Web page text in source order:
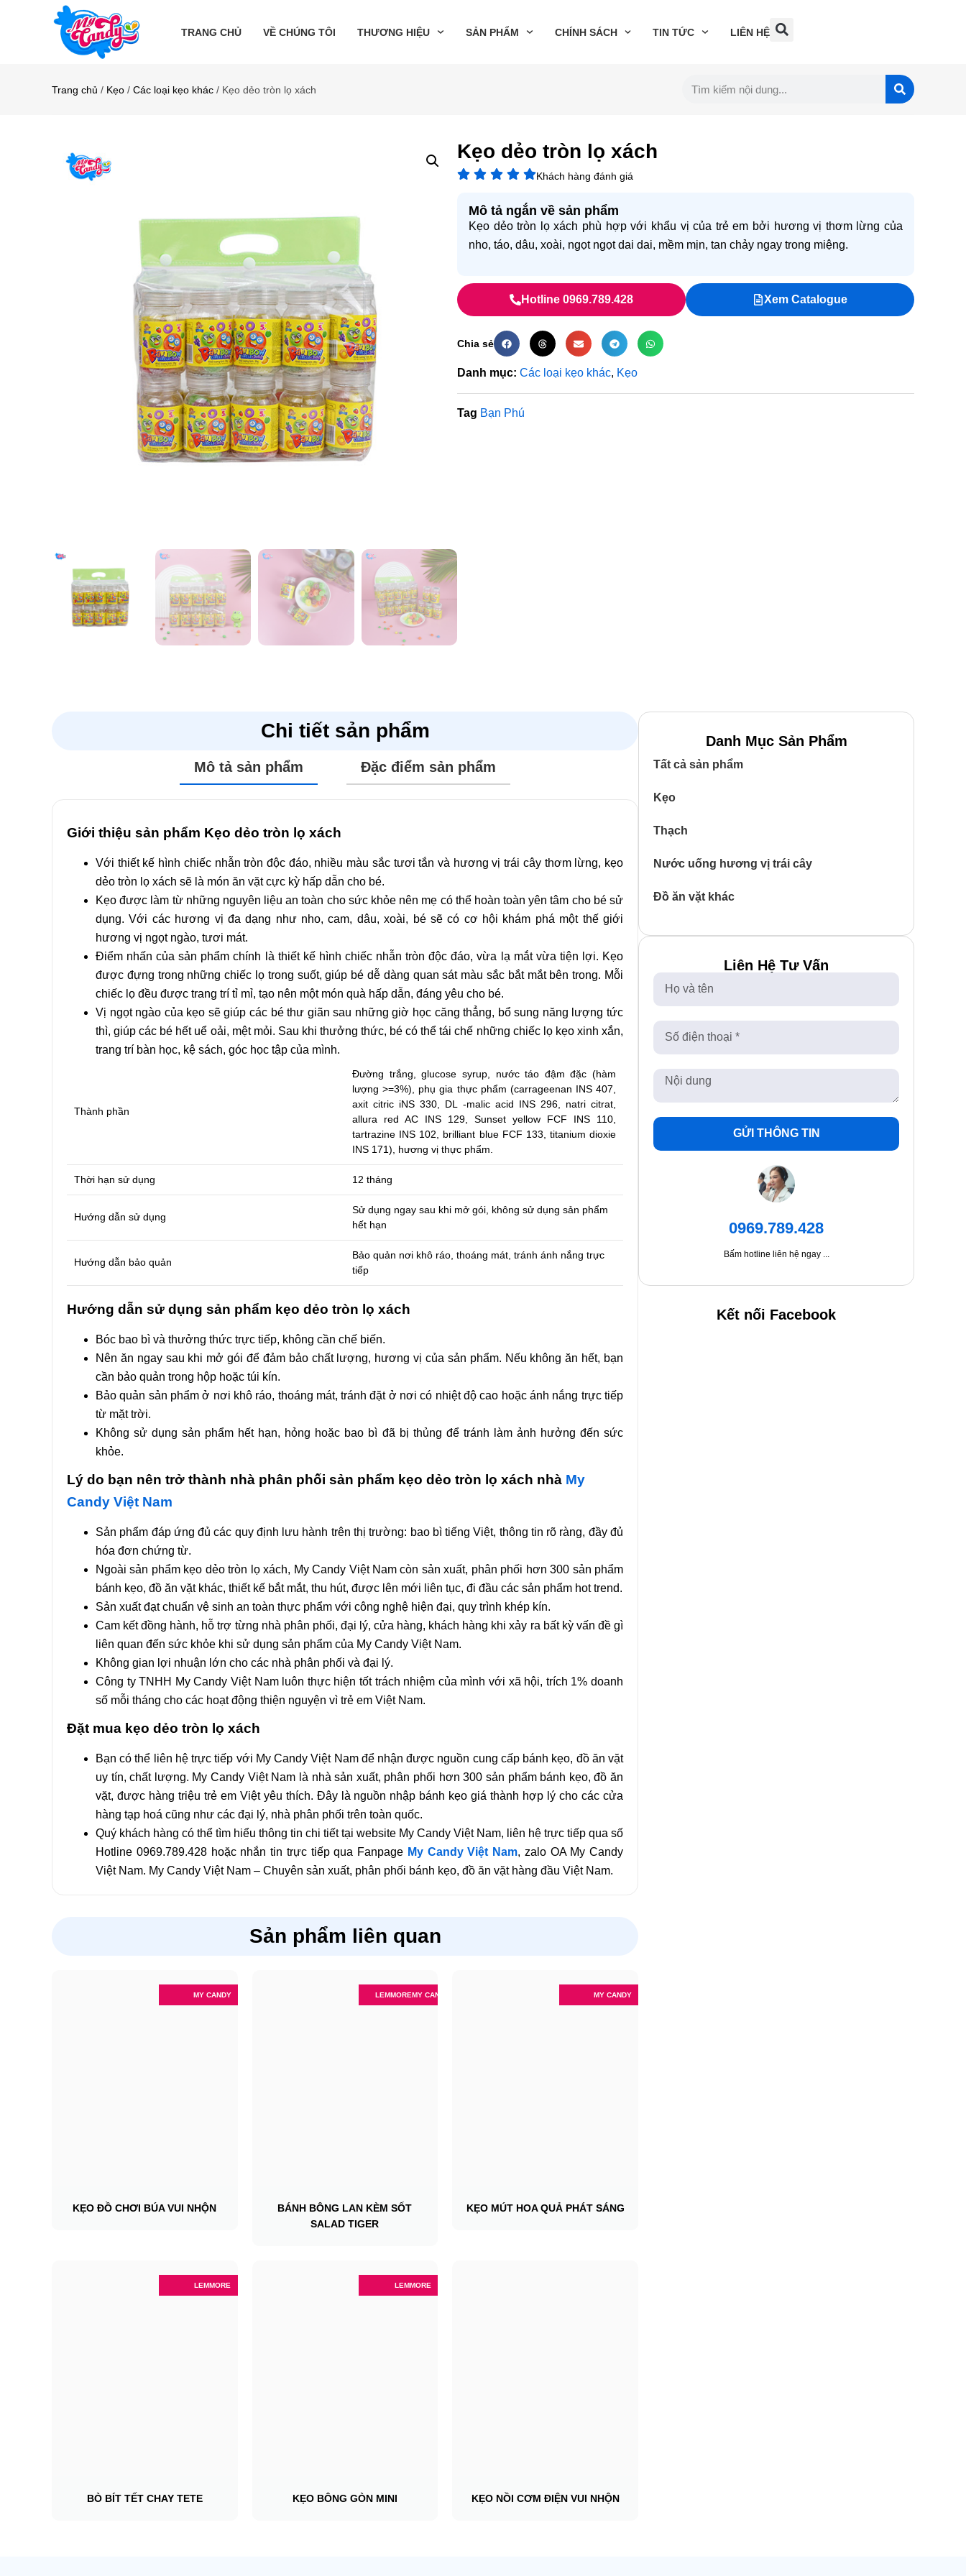
TRANG CHỦ VỀ CHÚNG TÔI THƯƠNG HIỆU SẢN PHẨM CHÍNH SÁCH TIN TỨC LIÊN HỆ
Trang chủ / Kẹo / Các loại kẹo khác / Kẹo dẻo tròn lọ xách
Kẹo dẻo tròn lọ xách
Khách hàng đánh giá
Mô tả ngắn về sản phẩm
Kẹo dẻo tròn lọ xách phù hợp với khẩu vị của trẻ em bởi hương vị thơm lừng của
nho, táo, dâu, xoài, ngọt ngọt dai dai, mềm mịn, tan chảy ngay trong miệng.
Hotline 0969.789.428 Xem Catalogue
Chia sẻ
Danh mục: Các loại kẹo khác, Kẹo
Tag Bạn Phú
Chi tiết sản phẩm
Mô tả sản phẩm Đặc điểm sản phẩm
Giới thiệu sản phẩm Kẹo dẻo tròn lọ xách
Với thiết kế hình chiếc nhẫn tròn độc đáo, nhiều màu sắc tươi tắn và hương vị trái cây thơm lừng, kẹo
dẻo tròn lọ xách sẽ là món ăn vặt cực kỳ hấp dẫn cho bé.
Kẹo được làm từ những nguyên liệu an toàn cho sức khỏe nên mẹ có thể hoàn toàn yên tâm cho bé sử
dụng. Với các hương vị đa dạng như nho, cam, dâu, xoài, bé sẽ có cơ hội khám phá một thế giới
hương vị ngọt ngào, tươi mát.
Điểm nhấn của sản phẩm chính là thiết kế hình chiếc nhẫn tròn độc đáo, vừa lạ mắt vừa tiện lợi. Kẹo
được đựng trong những chiếc lọ trong suốt, giúp bé dễ dàng quan sát màu sắc bắt mắt bên trong. Mỗi
chiếc lọ đều được trang trí tỉ mỉ, tạo nên một món quà hấp dẫn, đáng yêu cho bé.
Vị ngọt ngào của kẹo sẽ giúp các bé thư giãn sau những giờ học căng thẳng, bổ sung năng lượng tức
thì, giúp các bé hết uể oải, mệt mỏi. Sau khi thưởng thức, bé có thể tái chế những chiếc lọ kẹo xinh xắn,
trang trí bàn học, kệ sách, góc học tập của mình.
Thành phần
Đường trắng, glucose syrup, nước táo đậm đặc (hàm
lượng >=3%), phụ gia thực phẩm (carrageenan INS 407,
axit citric iNS 330, DL -malic acid INS 296, natri citrat,
allura red AC INS 129, Sunset yellow FCF INS 110,
tartrazine INS 102, brilliant blue FCF 133, titanium dioxie
INS 171), hương vị thực phẩm.
Thời hạn sử dụng 12 tháng
Hướng dẫn sử dụng
Sử dụng ngay sau khi mở gói, không sử dụng sản phẩm
hết hạn
Hướng dẫn bảo quản
Bảo quản nơi khô ráo, thoáng mát, tránh ánh nắng trực
tiếp
Hướng dẫn sử dụng sản phẩm kẹo dẻo tròn lọ xách
Bóc bao bì và thưởng thức trực tiếp, không cần chế biến.
Nên ăn ngay sau khi mở gói để đảm bảo chất lượng, hương vị của sản phẩm. Nếu không ăn hết, bạn
cần bảo quản trong hộp hoặc túi kín.
Bảo quản sản phẩm ở nơi khô ráo, thoáng mát, tránh đặt ở nơi có nhiệt độ cao hoặc ánh nắng trực tiếp
từ mặt trời.
Không sử dụng sản phẩm hết hạn, hỏng hoặc bao bì đã bị thủng để tránh làm ảnh hưởng đến sức
khỏe.
Lý do bạn nên trở thành nhà phân phối sản phẩm kẹo dẻo tròn lọ xách nhà My
Candy Việt Nam
Sản phẩm đáp ứng đủ các quy định lưu hành trên thị trường: bao bì tiếng Việt, thông tin rõ ràng, đầy đủ
hóa đơn chứng từ.
Ngoài sản phẩm kẹo dẻo tròn lọ xách, My Candy Việt Nam còn sản xuất, phân phối hơn 300 sản phẩm
bánh kẹo, đồ ăn vặt khác, thiết kế bắt mắt, thu hút, được lên mới liên tục, đi đầu các sản phẩm hot trend.
Sản xuất đạt chuẩn vệ sinh an toàn thực phẩm với công nghệ hiện đại, quy trình khép kín.
Cam kết đồng hành, hỗ trợ từng nhà phân phối, đại lý, cửa hàng, khách hàng khi xảy ra bất kỳ vấn đề gì
liên quan đến sức khỏe khi sử dụng sản phẩm của My Candy Việt Nam.
Không gian lợi nhuận lớn cho các nhà phân phối và đại lý.
Công ty TNHH My Candy Việt Nam luôn thực hiện tốt trách nhiệm của mình với xã hội, trích 1% doanh
số mỗi tháng cho các hoạt động thiện nguyện vì trẻ em Việt Nam.
Đặt mua kẹo dẻo tròn lọ xách
Bạn có thể liên hệ trực tiếp với My Candy Việt Nam để nhận được nguồn cung cấp bánh kẹo, đồ ăn vặt
uy tín, chất lượng. My Candy Việt Nam là nhà sản xuất, phân phối hơn 300 sản phẩm bánh kẹo, đồ ăn
vặt, được hàng triệu trẻ em Việt yêu thích. Đây là nguồn nhập bánh kẹo giá thành hợp lý cho các cửa
hàng tạp hoá cũng như các đại lý, nhà phân phối trên toàn quốc.
Quý khách hàng có thể tìm hiểu thông tin chi tiết tại website My Candy Việt Nam, liên hệ trực tiếp qua số
Hotline 0969.789.428 hoặc nhắn tin trực tiếp qua Fanpage My Candy Việt Nam, zalo OA My Candy
Việt Nam. My Candy Việt Nam – Chuyên sản xuất, phân phối bánh kẹo, đồ ăn vặt hàng đầu Việt Nam.
Hãy là người đầu tiên nhận xét “Kẹo dẻo tròn lọ xách”
Đánh giá của bạn*
Đánh giá của bạn*
Sản phẩm liên quan
MY CANDY
KẸO ĐỒ CHƠI BÚA VUI NHỘN
LEMMOREMY CANDY
BÁNH BÔNG LAN KÈM SỐT
SALAD TIGER
MY CANDY
KẸO MÚT HOA QUẢ PHÁT SÁNG
LEMMORE
BÒ BÍT TẾT CHAY TETE
LEMMORE
KẸO BÔNG GÒN MINI KẸO NỒI CƠM ĐIỆN VUI NHỘN
Danh Mục Sản Phẩm
Tất cả sản phẩm
Kẹo
Thạch
Nước uống hương vị trái cây
Đồ ăn vặt khác
Liên Hệ Tư Vấn
GỬI THÔNG TIN
0969.789.428
Bấm hotline liên hệ ngay ...
Kết nối Facebook